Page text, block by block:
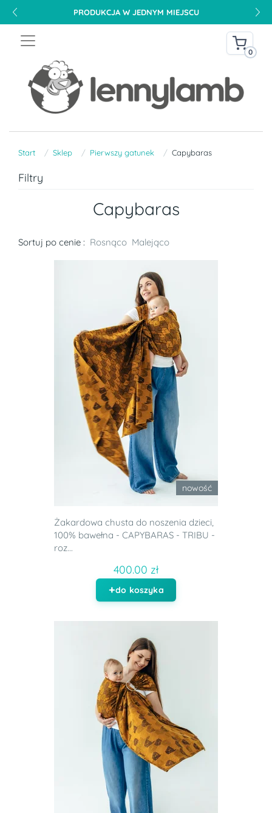
PRODUKCJA W JEDNYM MIEJSCU
0
Start Sklep Pierwszy gatunek Capybaras
Filtry
Capybaras
Sortuj po cenie : Rosnąco Malejąco
nowość
Żakardowa chusta do noszenia dzieci,
100% bawełna - CAPYBARAS - TRIBU -
roz...
400.00 zł
do koszyka